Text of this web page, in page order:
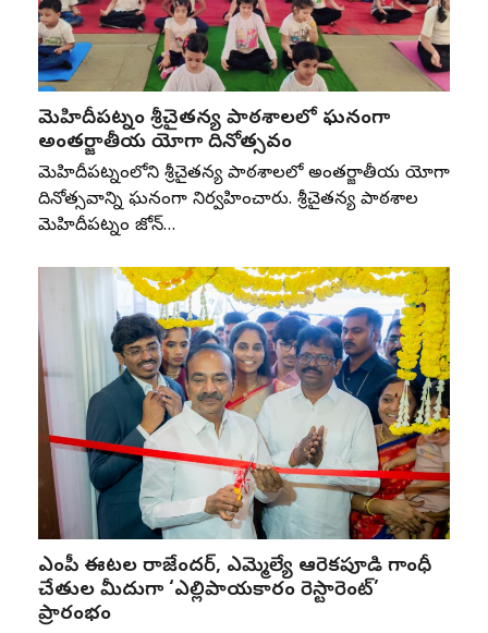
మెహిదీపట్నం శ్రీచైతన్య పాఠశాలలో ఘనంగా
అంతర్జాతీయ యోగా దినోత్సవం
మెహిదీపట్నంలోని శ్రీచైతన్య పాఠశాలలో అంతర్జాతీయ యోగా
దినోత్సవాన్ని ఘనంగా నిర్వహించారు. శ్రీచైతన్య పాఠశాల
మెహిదీపట్నం జోన్‌…
ఎంపీ ఈటల రాజేందర్, ఎమ్మెల్యే ఆరెకపూడి గాంధీ
చేతుల మీదుగా ‘ఎల్లిపాయకారం రెస్టారెంట్’
ప్రారంభం